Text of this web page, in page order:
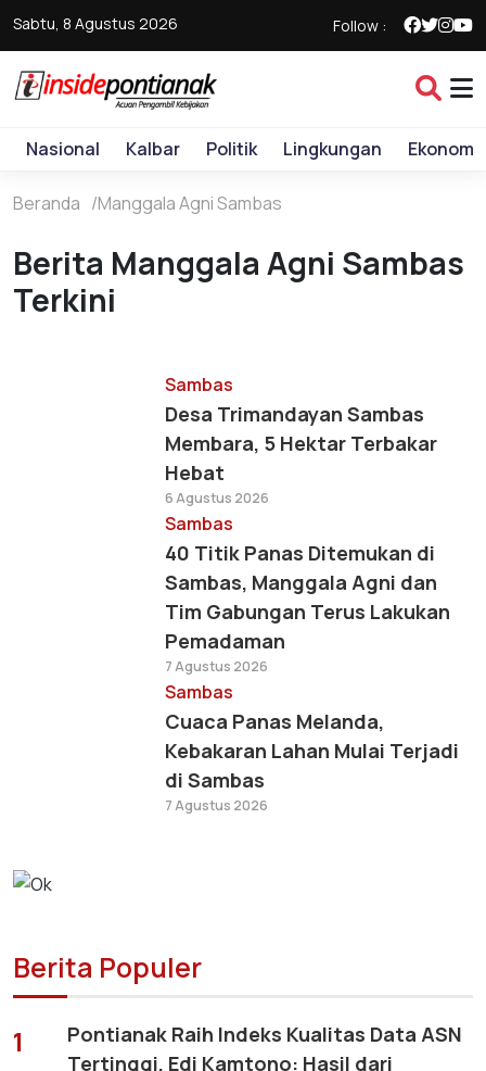
Sabtu, 8 Agustus 2026 Follow :
Nasional Kalbar Politik Lingkungan Ekonomi
Beranda Manggala Agni Sambas
Berita Manggala Agni Sambas
Terkini
Sambas
Desa Trimandayan Sambas
Membara, 5 Hektar Terbakar
Hebat
6 Agustus 2026
Sambas
40 Titik Panas Ditemukan di
Sambas, Manggala Agni dan
Tim Gabungan Terus Lakukan
Pemadaman
7 Agustus 2026
Sambas
Cuaca Panas Melanda,
Kebakaran Lahan Mulai Terjadi
di Sambas
7 Agustus 2026
Berita Populer
1
Pontianak Raih Indeks Kualitas Data ASN
Tertinggi, Edi Kamtono: Hasil dari